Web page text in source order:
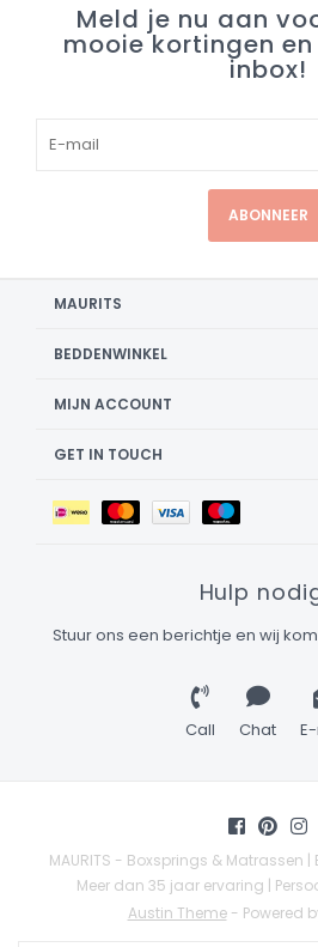
Meld je nu aan
mooie kortingen
inbox!
ABONNEER
MAURITS
BEDDENWINKEL
MIJN ACCOUNT
GET IN TOUCH
Hulp
Stuur ons een berichtje en wij
Call Chat
MAURITS - Boxsprings & Matrassen
Meer dan 35 jaar ervaring |
Austin Theme- Powered